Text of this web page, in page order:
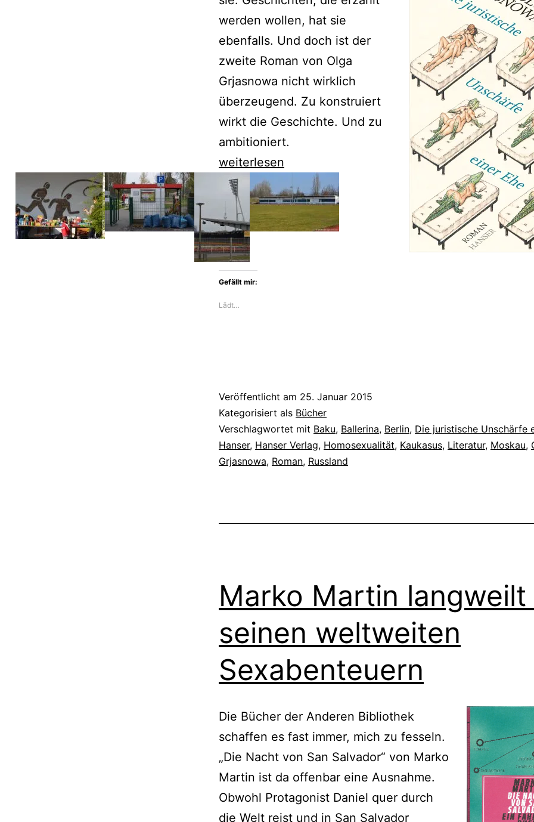
werden wollen, hat sie
ebenfalls. Und doch ist der
zweite Roman von Olga
Grjasnowa nicht wirklich
überzeugend. Zu konstruiert
wirkt die Geschichte. Und zu
ambitioniert.
Olga
Grjasnowa
vom
eigenen
Stoff
überwältigt
weiterlesen
Gefällt mir:
Lädt…
Veröffentlicht am 25. Januar 2015
Kategorisiert als Bücher
Verschlagwortet mit Baku, Ballerina, Berlin, Die juristische Unschärfe
Hanser, Hanser Verlag, Homosexualität, Kaukasus, Literatur, Moskau,
Grjasnowa, Roman, Russland
Marko Martin
seinen weltweiten
Sexabenteuern
Die Bücher der Anderen Bibliothek
schaffen es fast immer, mich zu fesseln.
„Die Nacht von San Salvador“ von Marko
Martin ist da offenbar eine Ausnahme.
Obwohl Protagonist Daniel quer durch
die Welt reist und in San Salvador